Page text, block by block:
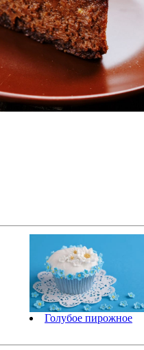
Голубое пирожное